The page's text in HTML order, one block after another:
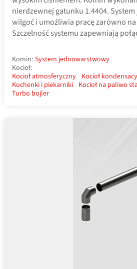
nierdzewnej gatunku 1.4404.
wilgoć i umożliwia pracę zarówno
Szczelność systemu zapewniają
Komin: System jednowarstwowy
Kocioł:
Kocioł atmosferyczny Kocioł
Kuchenki i piekarniki Kocioł na paliwo
Turbo bojler